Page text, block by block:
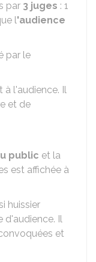
par 3 juges : 1
l'audience
par le
à l'audience. Il
et de
public et la
est affichée à
huissier
d'audience. Il
et